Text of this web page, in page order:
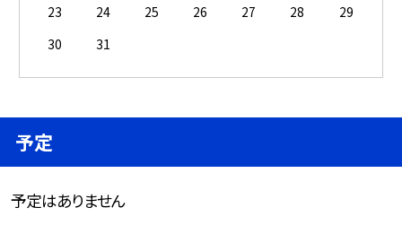
23
24 25 26 27 28
29
30
31
予定
予定はありません